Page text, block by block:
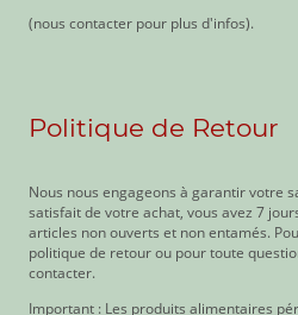
(nous contacter pour plus d'infos).
Politique de Retour
Nous nous engageons à garantir votre
satisfait de votre achat, vous avez 7
articles non ouverts et non entamés.
politique de retour ou pour toute
contacter.
Important : Les produits alimentaires